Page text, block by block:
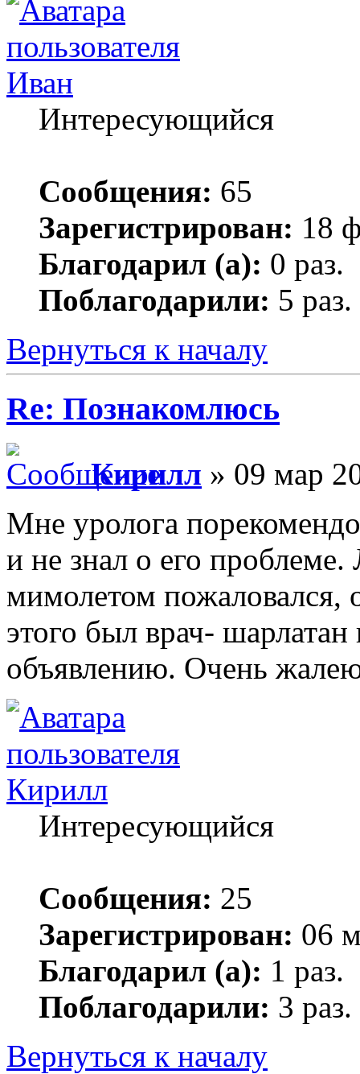
Иван
Интересующийся
Сообщения: 65
Зарегистрирован: 18
Благодарил (а): 0 раз.
Поблагодарили: 5 раз.
Вернуться к началу
Re: Познакомлюсь
Кирилл » 09 мар
Мне уролога
и не знал о его
мимолетом пожаловался,
этого был врач-
объявлению. Очень
Кирилл
Интересующийся
Сообщения: 25
Зарегистрирован: 06
Благодарил (а): 1 раз.
Поблагодарили: 3 раз.
Вернуться к началу